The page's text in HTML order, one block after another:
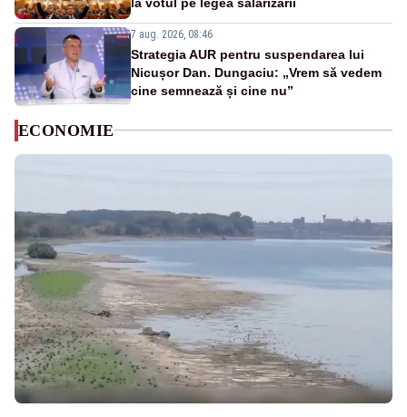
7 aug. 2026, 08:46
Strategia AUR pentru suspendarea lui
Nicușor Dan. Dungaciu: „Vrem să vedem
cine semnează și cine nu”
ECONOMIE